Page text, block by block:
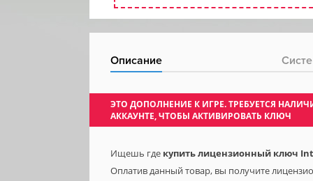
Описание
ЭТО ДОПОЛНЕНИЕ К ИГРЕ. ТРЕБУЕТСЯ
АККАУНТЕ, ЧТОБЫ АКТИВИРОВАТЬ КЛЮЧ
Ищешь где купить лицензионный ключ
Оплатив данный товар, вы получите